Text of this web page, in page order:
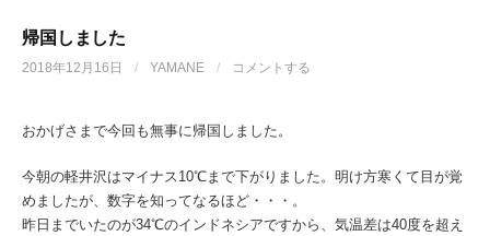
帰国しました
2018年12月16日 / YAMANE / コメントする
おかげさまで今回も無事に帰国しました。
今朝の軽井沢はマイナス10℃まで下がりました。明け方寒くて目が覚
めましたが、数字を知ってなるほど・・・。
昨日までいたのが34℃のインドネシアですから、気温差は40度を超え